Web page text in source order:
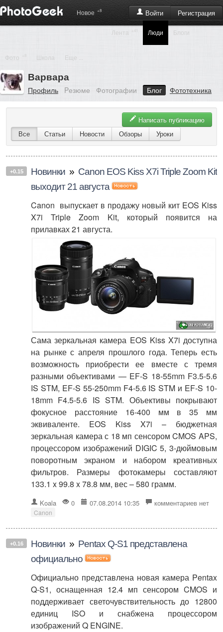
Войти Регистрация
Новое +8
Лента +41 Люди Блоги
Фото Школа Еще ...
Варвара
Профиль Pезюме Фотографии Блог Фототехника
Написать публикацию
Все
Статьи Новости Обзоры Уроки
+0.15 Новинки » Canon EOS Kiss X7i Triple Zoom Kit
выходит 21 августа
Canon выпускает в продажу новый кит EOS Kiss
X7i Triple Zoom Kit, который появится на
прилавках 21 августа.
Сама зеркальная камера EOS Kiss X7i доступна
на рынке с апреля прошлого года. Теперь есть
возможность приобрести ее вместе с тремя
разными объективами — EF-S 18-55mm F3.5-5.6
IS STM, EF-S 55-250mm F4-5.6 IS STM и EF-S 10-
18mm F4.5-5.6 IS STM. Объективы покрывают
фокусное расстояние 16-400 мм в 35 мм
эквиваленте. EOS Kiss X7i – бюджетная
зеркальная камера с 18 мп сенсором CMOS APS,
процессором изображений DIGIC 5, 3-дюймовым
поворотным экраном и набором креативных
фильтров. Размеры фотокамеры составляют
133.1 x 99.8 x 78.8 мм, вес – 580 грамм.
Koala 0 07.08.2014 10:35 комментариев нет
Canon
+0.16 Новинки » Pentax Q-S1 представлена
официально
Официально представлена новая камера Pentax
Q-S1, оснащенная 12.4 мп сенсором CMOS и
поддерживает светочувствительность до 12800
единиц ISO и снабжена процессором
изображений Q ENGINE.